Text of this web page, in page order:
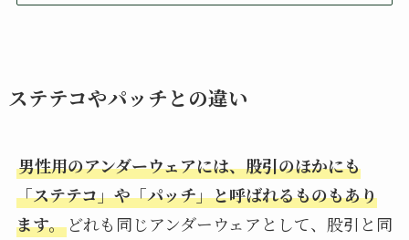
ステテコやパッチとの違い
男性用のアンダーウェアには、股引のほかにも
「ステテコ」や「パッチ」と呼ばれるものもあり
ます。どれも同じアンダーウェアとして、股引と同